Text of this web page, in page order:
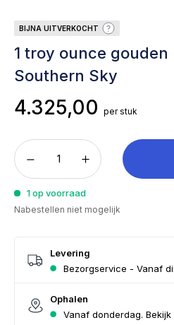
BIJNA UITVERKOCHT
1 troy ounce gouden
Southern Sky
4.325,00 per stuk
1 op voorraad
Nabestellen niet mogelijk
Levering
Bezorgservice - Vanaf
Ophalen
Vanaf donderdag.